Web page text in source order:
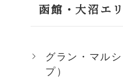
函館・大沼エ
グラン・マル
プ）